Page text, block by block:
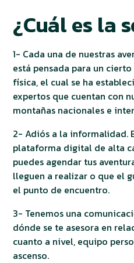
¿Cuál es la
1- Cada una de nuestras
está pensada para un
física, el cual se ha
expertos que cuentan con
montañas nacionales e
2- Adiós a la informalidad.
plataforma digital de alta
puedes agendar tus
lleguen a realizar o que el
el punto de encuentro.
3- Tenemos una
dónde se te asesora en
cuanto a nivel, equipo
ascenso.